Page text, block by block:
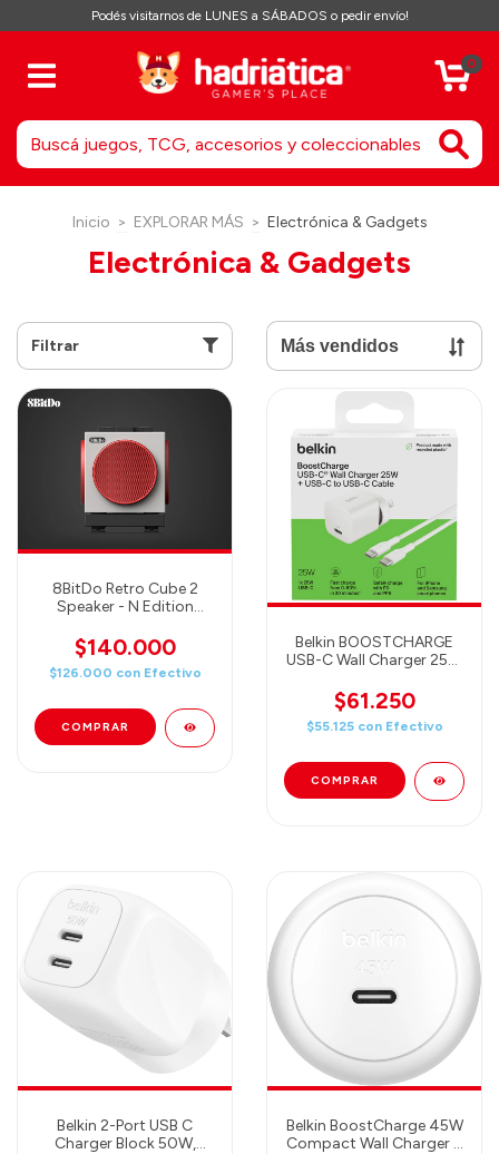
Podés visitarnos de LUNES a SÁBADOS o pedir envío!
0
Inicio > EXPLORAR MÁS > Electrónica & Gadgets
Electrónica & Gadgets
Filtrar
8BitDo Retro Cube 2
Speaker - N Edition
$140.000
$126.000 con Efectivo
Belkin BOOSTCHARGE
USB-C Wall Charger 25W
- White
$61.250
$55.125 con Efectivo
Belkin 2-Port USB C
Charger Block 50W,
Belkin BoostCharge 45W
Compact Wall Charger +